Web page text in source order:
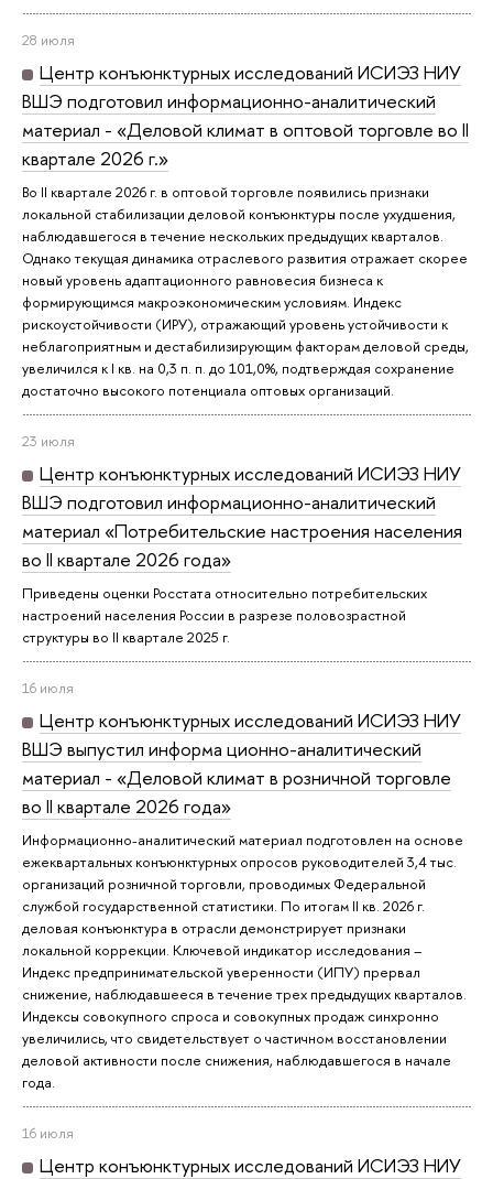
28 июля
Центр конъюнктурных исследований ИСИЭЗ НИУ
ВШЭ подготовил информационно-аналитический
материал - «Деловой климат в оптовой торговле во II
квартале 2026 г.»
Во II квартале 2026 г. в оптовой торговле появились признаки
локальной стабилизации деловой конъюнктуры после ухудшения,
наблюдавшегося в течение нескольких предыдущих кварталов.
Однако текущая динамика отраслевого развития отражает скорее
новый уровень адаптационного равновесия бизнеса к
формирующимся макроэкономическим условиям. Индекс
рискоустойчивости (ИРУ), отражающий уровень устойчивости к
неблагоприятным и дестабилизирующим факторам деловой среды,
увеличился к I кв. на 0,3 п. п. до 101,0%, подтверждая сохранение
достаточно высокого потенциала оптовых организаций.
23 июля
Центр конъюнктурных исследований ИСИЭЗ НИУ
ВШЭ подготовил информационно-аналитический
материал «Потребительские настроения населения
во II квартале 2026 года»
Приведены оценки Росстата относительно потребительских
настроений населения России в разрезе половозрастной
структуры во II квартале 2025 г.
16 июля
Центр конъюнктурных исследований ИСИЭЗ НИУ
ВШЭ выпустил информа ционно-аналитический
материал - «Деловой климат в розничной торговле
во II квартале 2026 года»
Информационно-аналитический материал подготовлен на основе
ежеквартальных конъюнктурных опросов руководителей 3,4 тыс.
организаций розничной торговли, проводимых Федеральной
службой государственной статистики. По итогам II кв. 2026 г.
деловая конъюнктура в отрасли демонстрирует признаки
локальной коррекции. Ключевой индикатор исследования –
Индекс предпринимательской уверенности (ИПУ) прервал
снижение, наблюдавшееся в течение трех предыдущих кварталов.
Индексы совокупного спроса и совокупных продаж синхронно
увеличились, что свидетельствует о частичном восстановлении
деловой активности после снижения, наблюдавшегося в начале
года.
16 июля
Центр конъюнктурных исследований ИСИЭЗ НИУ